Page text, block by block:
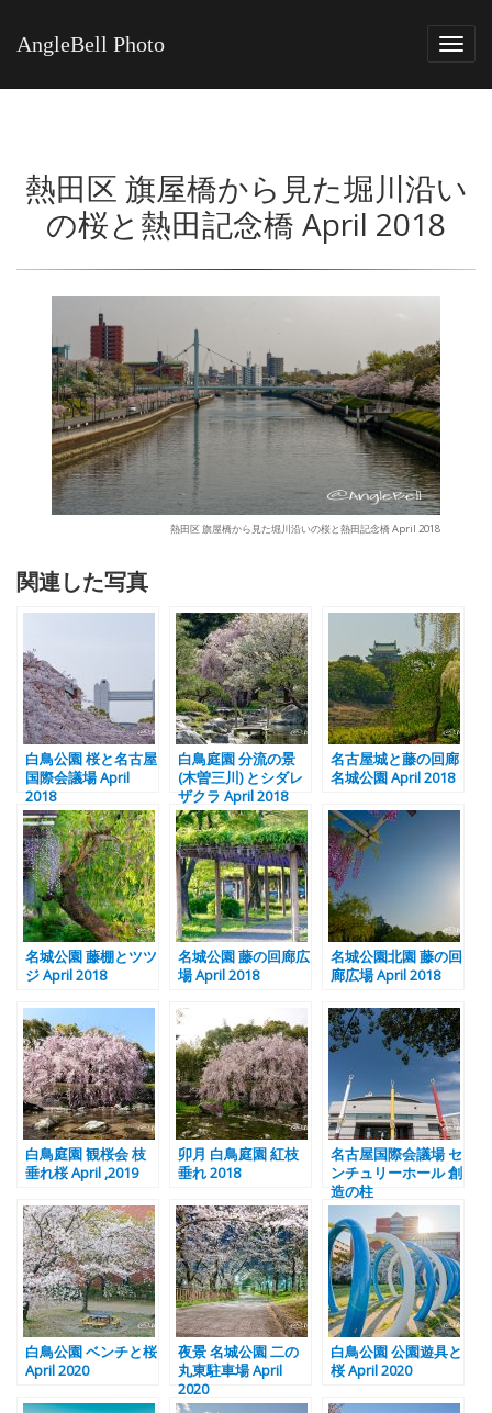
AngleBell Photo
熱田区 旗屋橋から見た堀川沿い
の桜と熱田記念橋 April 2018
熱田区 旗屋橋から見た堀川沿いの桜と熱田記念橋 April 2018
関連した写真
白鳥公園 桜と名古屋
国際会議場 April
2018
白鳥庭園 分流の景
(木曽三川) とシダレ
ザクラ April 2018
名古屋城と藤の回廊
名城公園 April 2018
名城公園 藤棚とツツ
ジ April 2018
名城公園 藤の回廊広
場 April 2018
名城公園北園 藤の回
廊広場 April 2018
白鳥庭園 観桜会 枝
垂れ桜 April ,2019
卯月 白鳥庭園 紅枝
垂れ 2018
名古屋国際会議場 セ
ンチュリーホール 創
造の柱
白鳥公園 ベンチと桜
April 2020
夜景 名城公園 二の
丸東駐車場 April
2020
白鳥公園 公園遊具と
桜 April 2020